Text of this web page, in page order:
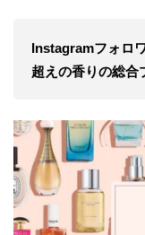
Instagramフォロ
超えの香りの総合